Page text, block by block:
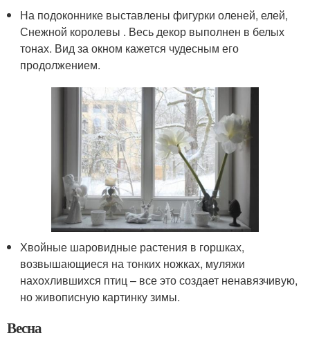
На подоконнике выставлены фигурки оленей, елей,
Снежной королевы . Весь декор выполнен в белых
тонах. Вид за окном кажется чудесным его
продолжением.
Хвойные шаровидные растения в горшках,
возвышающиеся на тонких ножках, муляжи
нахохлившихся птиц – все это создает ненавязчивую,
но живописную картинку зимы.
Весна